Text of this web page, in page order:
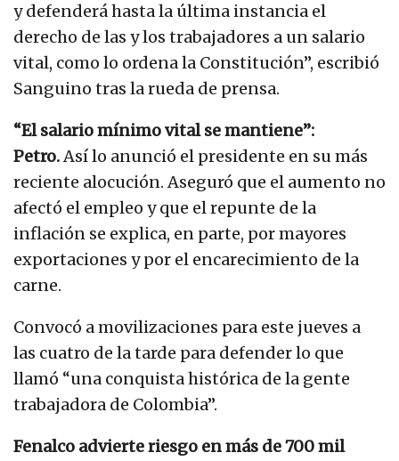
y defenderá hasta la última instancia el
derecho de las y los trabajadores a un salario
vital, como lo ordena la Constitución”, escribió
Sanguino tras la rueda de prensa.
“El salario mínimo vital se mantiene”:
Petro.Así lo anunció el presidente en su más
reciente alocución. Aseguró que el aumento no
afectó el empleo y que el repunte de la
inflación se explica, en parte, por mayores
exportaciones y por el encarecimiento de la
carne.
Convocó a movilizaciones para este jueves a
las cuatro de la tarde para defender lo que
llamó “una conquista histórica de la gente
trabajadora de Colombia”.
Fenalco advierte riesgo en más de 700 mil